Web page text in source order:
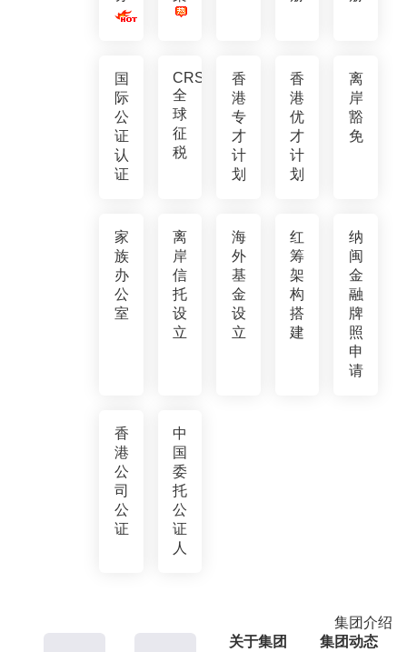
国
际
公
证
认
证
CRS
全
球
征
税
香
港
专
才
计
划
香
港
优
才
计
划
离
岸
豁
免
家
族
办
公
室
离
岸
信
托
设
立
海
外
基
金
设
立
红
筹
架
构
搭
建
纳
闽
金
融
牌
照
申
请
香
港
公
司
公
证
中
国
委
托
公
证
人
集团介绍
关于集团
集团动态